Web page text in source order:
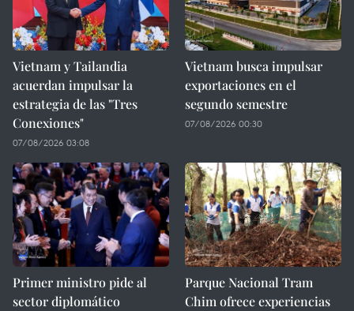
Vietnam y Tailandia
acuerdan impulsar la
estrategia de las "Tres
Conexiones"
07/08/2026 03:08
Vietnam busca impulsar
exportaciones en el
segundo semestre
07/08/2026 00:30
Primer ministro pide al
sector diplomático
Parque Nacional Tram
Chim ofrece experiencias